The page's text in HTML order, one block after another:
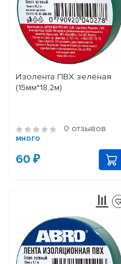
Изолента ПВХ зелёная
(15мм*18,2м)
0 отзывов
много
60 ₽